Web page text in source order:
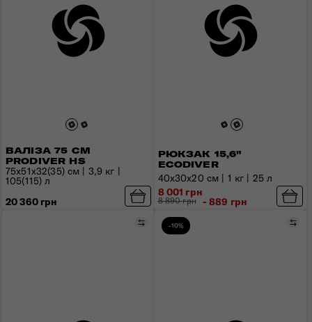
ВАЛІЗА 75 СМ
PRODIVER HS
75x51x32(35) см | 3,9 кг |
105(115) л
20 360 грн
РЮКЗАК 15,6"
ECODIVER
40x30x20 см | 1 кг | 25 л
8 001 грн
8 890 грн - 889 грн
Порівняти
-10%